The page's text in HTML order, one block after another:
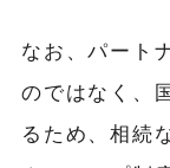
なお、パート
のではなく、
るため、相続